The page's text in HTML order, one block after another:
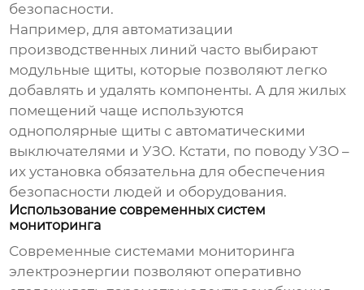
безопасности.
Например, для автоматизации
производственных линий часто выбирают
модульные щиты, которые позволяют легко
добавлять и удалять компоненты. А для жилых
помещений чаще используются
однополярные щиты с автоматическими
выключателями и УЗО. Кстати, по поводу УЗО –
их установка обязательна для обеспечения
безопасности людей и оборудования.
Использование современных систем
мониторинга
Современные системами мониторинга
электроэнергии позволяют оперативно